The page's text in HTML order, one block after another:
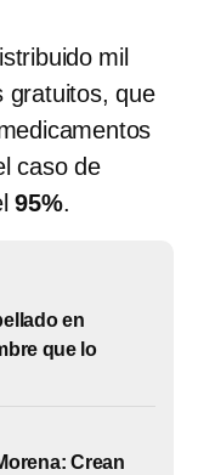
mil
gratuitos, que
caso de
95%.
en
que lo
Crean